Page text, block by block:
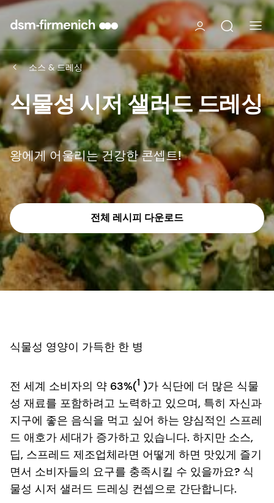
소스 & 드레싱
식물성 시저 샐러드 드레싱
왕에게 어울리는 건강한 콘셉트!
전체 레시피 다운로드
식물성 영양이 가득한 한 병
전 세계 소비자의 약 63%(1 )가 식단에 더 많은 식물
성 재료를 포함하려고 노력하고 있으며, 특히 자신과
지구에 좋은 음식을 먹고 싶어 하는 양심적인 스프레
드 애호가 세대가 증가하고 있습니다. 하지만 소스,
딥, 스프레드 제조업체라면 어떻게 하면 맛있게 즐기
면서 소비자들의 요구를 충족시킬 수 있을까요? 식
물성 시저 샐러드 드레싱 컨셉으로 간단합니다.